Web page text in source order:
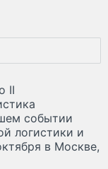
II
событии
логистики и
в Москве,